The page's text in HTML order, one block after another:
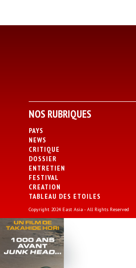
NOS RUBRIQUES
PAYS
NEWS
CRITIQUE
DOSSIER
ENTRETIEN
FESTIVAL
CREATION
TABLEAU DES ETOILES
Copyright 2024 East Asia - All Rights Reserved